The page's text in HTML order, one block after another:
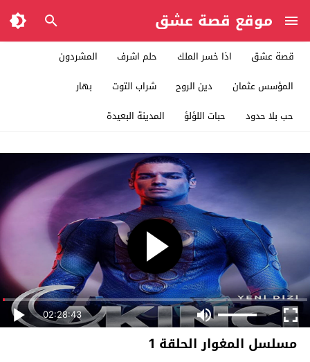
موقع قصة عشق
قصة عشق اذا خسر الملك حلم اشرف
المشردون
المؤسس عثمان
دين الروح شراب التوت
بهار
حب بلا حدود
حبات اللؤلؤ المدينة البعيدة
02:28:43
مسلسل المغوار الحلقة 1